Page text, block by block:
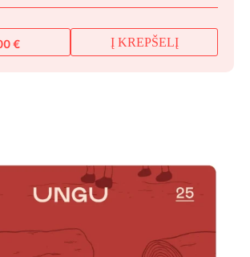
€ Į KREPŠELĮ